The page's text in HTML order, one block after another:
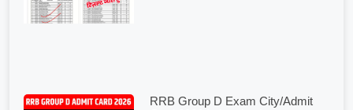
RRB Group D Exam City/Admit